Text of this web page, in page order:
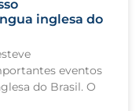
inglesa do
eventos
do Brasil. O